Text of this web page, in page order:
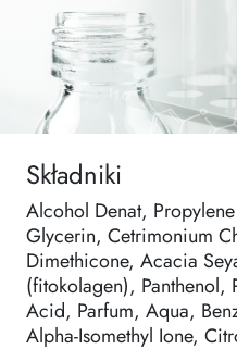
Składniki
Alcohol Denat,
Glycerin, Cetrimonium
Dimethicone, Acacia
(fitokolagen), Panthenol,
Acid, Parfum, Aqua,
Alpha-Isomethyl Ione,